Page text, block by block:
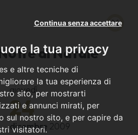
la tua privacy
e altre tecniche di
la tua esperienza di
sito, per mostrarti
e annunci mirati, per
sul nostro sito, e per capire da
visitatori.
Continua senza accettare
di Natale
giovedì
24
dicembre 2009